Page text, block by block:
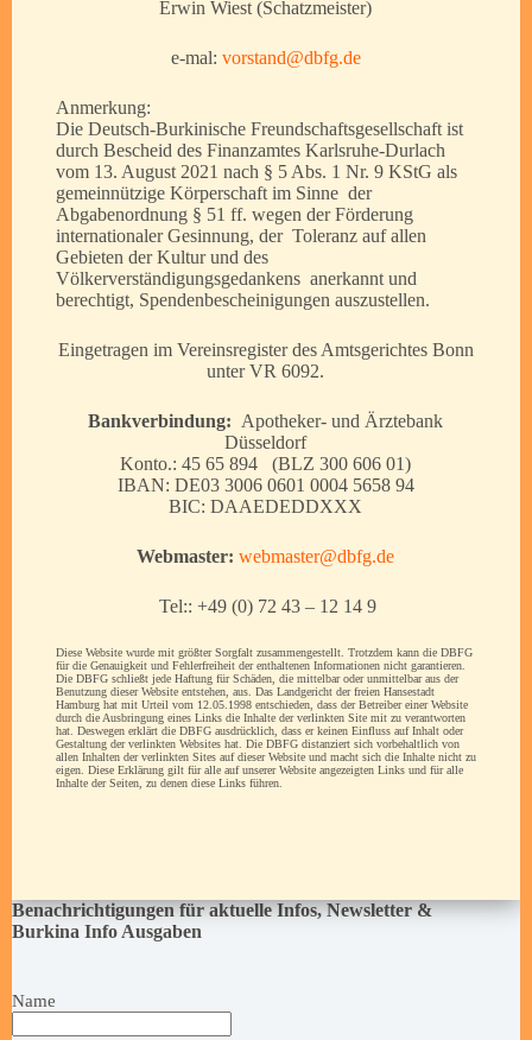
Erwin Wiest (Schatzmeister)
e-mal: vorstand@dbfg.de
Anmerkung:
Die Deutsch-Burkinische Freundschaftsgesellschaft ist
durch Bescheid des Finanzamtes Karlsruhe-Durlach
vom 13. August 2021 nach § 5 Abs. 1 Nr. 9 KStG als
gemeinnützige Körperschaft im Sinne der
Abgabenordnung § 51 ff. wegen der Förderung
internationaler Gesinnung, der Toleranz auf allen
Gebieten der Kultur und des
Völkerverständigungsgedankens anerkannt und
berechtigt, Spendenbescheinigungen auszustellen.
Eingetragen im Vereinsregister des Amtsgerichtes Bonn
unter VR 6092.
Bankverbindung: Apotheker- und Ärztebank
Düsseldorf
Konto.: 45 65 894 (BLZ 300 606 01)
IBAN: DE03 3006 0601 0004 5658 94
BIC: DAAEDEDDXXX
Webmaster: webmaster@dbfg.de
Tel:: +49 (0) 72 43 – 12 14 9
Diese Website wurde mit größter Sorgfalt zusammengestellt. Trotzdem kann die DBFG
für die Genauigkeit und Fehlerfreiheit der enthaltenen Informationen nicht garantieren.
Die DBFG schließt jede Haftung für Schäden, die mittelbar oder unmittelbar aus der
Benutzung dieser Website entstehen, aus. Das Landgericht der freien Hansestadt
Hamburg hat mit Urteil vom 12.05.1998 entschieden, dass der Betreiber einer Website
durch die Ausbringung eines Links die Inhalte der verlinkten Site mit zu verantworten
hat. Deswegen erklärt die DBFG ausdrücklich, dass er keinen Einfluss auf Inhalt oder
Gestaltung der verlinkten Websites hat. Die DBFG distanziert sich vorbehaltlich von
allen Inhalten der verlinkten Sites auf dieser Website und macht sich die Inhalte nicht zu
eigen. Diese Erklärung gilt für alle auf unserer Website angezeigten Links und für alle
Inhalte der Seiten, zu denen diese Links führen.
Benachrichtigungen für aktuelle Infos, Newsletter &
Burkina Info Ausgaben
Name